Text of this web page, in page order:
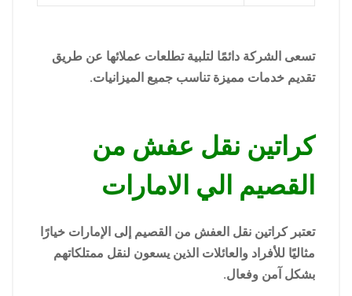
تسعى الشركة دائمًا لتلبية تطلعات عملائها عن طريق
تقديم خدمات مميزة تناسب جميع الميزانيات.
كراتين نقل عفش من
القصيم الي الامارات
تعتبر كراتين نقل العفش من القصيم إلى الإمارات خيارًا
مثاليًا للأفراد والعائلات الذين يسعون لنقل ممتلكاتهم
بشكل آمن وفعال.